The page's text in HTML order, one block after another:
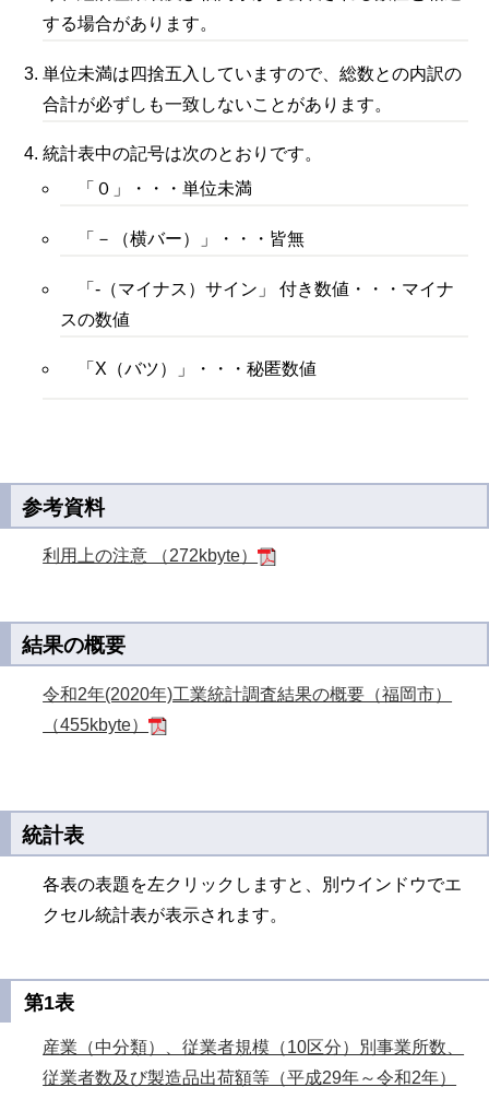
する場合があります。
単位未満は四捨五入していますので、総数との内訳の
合計が必ずしも一致しないことがあります。
統計表中の記号は次のとおりです。
「０」・・・単位未満
「－（横バー）」・・・皆無
「‐（マイナス）サイン」 付き数値・・・マイナ
スの数値
「X（バツ）」・・・秘匿数値
参考資料
利用上の注意 （272kbyte）
結果の概要
令和2年(2020年)工業統計調査結果の概要（福岡市）
（455kbyte）
統計表
各表の表題を左クリックしますと、別ウインドウでエ
クセル統計表が表示されます。
第1表
産業（中分類）、従業者規模（10区分）別事業所数、
従業者数及び製造品出荷額等（平成29年～令和2年）